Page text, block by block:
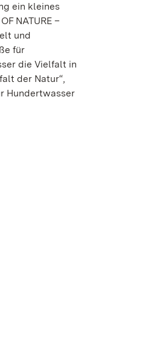
ein kleines
NATURE –
und
für
die Vielfalt in
der Natur“,
Hundertwasser